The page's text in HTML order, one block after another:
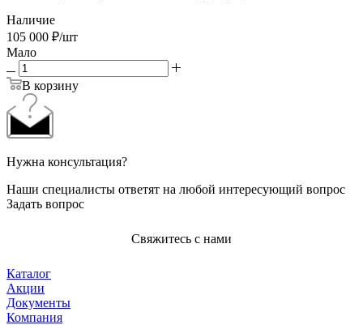
Наличие
105 000 ₽/шт
Мало
В корзину
Нужна консультация?
Наши специалисты ответят на любой интересующий вопрос
Задать вопрос
Свяжитесь с нами
Каталог
Акции
Документы
Компания